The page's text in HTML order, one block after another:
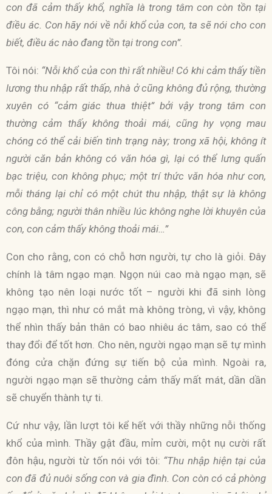
con đã cảm thấy khổ, nghĩa là trong tâm con còn tồn tại
điều ác. Con hãy nói về nỗi khổ của con, ta sẽ nói cho con
biết, điều ác nào đang tồn tại trong con”.
Tôi nói: “Nỗi khổ của con thì rất nhiều! Có khi cảm thấy tiền
lương thu nhập rất thấp, nhà ở cũng không đủ rộng, thường
xuyên có “cảm giác thua thiệt” bởi vậy trong tâm con
thường cảm thấy không thoải mái, cũng hy vọng mau
chóng có thể cải biến tình trạng này; trong xã hội, không ít
người căn bản không có văn hóa gì, lại có thể lưng quấn
bạc triệu, con không phục; một trí thức văn hóa như con,
mỗi tháng lại chỉ có một chút thu nhập, thật sự là không
công bằng; người thân nhiều lúc không nghe lời khuyên của
con, con cảm thấy không thoải mái…”
Con cho rằng, con có chỗ hơn người, tự cho là giỏi. Đây
chính là tâm ngạo mạn. Ngọn núi cao mà ngạo mạn, sẽ
không tạo nên loại nước tốt – người khi đã sinh lòng
ngạo mạn, thì như có mắt mà không tròng, vì vậy, không
thể nhìn thấy bản thân có bao nhiêu ác tâm, sao có thể
thay đổi để tốt hơn. Cho nên, người ngạo mạn sẽ tự mình
đóng cửa chặn đứng sự tiến bộ của mình. Ngoài ra,
người ngạo mạn sẽ thường cảm thấy mất mát, dần dần
sẽ chuyển thành tự ti.
Cứ như vậy, lần lượt tôi kể hết với thầy những nỗi thống
khổ của mình. Thầy gật đầu, mỉm cười, một nụ cười rất
đôn hậu, người từ tốn nói với tôi: “Thu nhập hiện tại của
con đã đủ nuôi sống con và gia đình. Con còn có cả phòng